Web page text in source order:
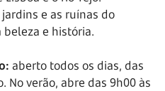
e as ruínas do
e história.
aberto todos os dias, das
No verão, abre das 9h00 às